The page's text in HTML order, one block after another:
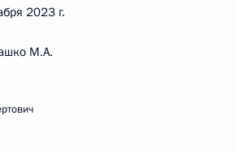
2023 г.
М.А.